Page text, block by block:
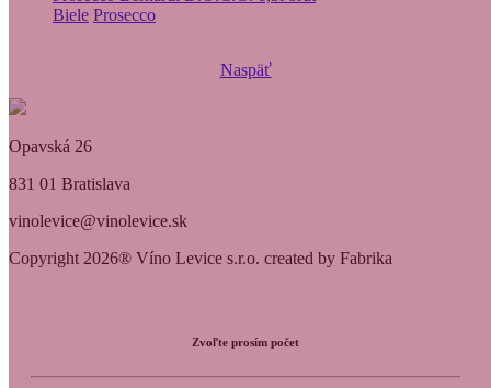
Biele Prosecco
Naspäť
Opavská 26
831 01 Bratislava
vinolevice@vinolevice.sk
Copyright 2026® Víno Levice s.r.o. created by Fabrika
Zvoľte prosím počet